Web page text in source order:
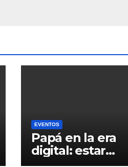
EVENTOS
Papá en la era
digital: estar
presente,